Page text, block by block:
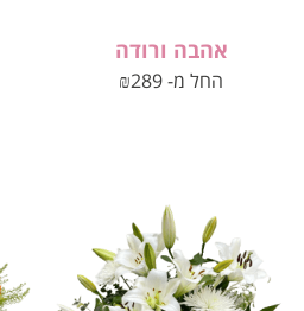
אהבה ורודה
החל מ- ₪289